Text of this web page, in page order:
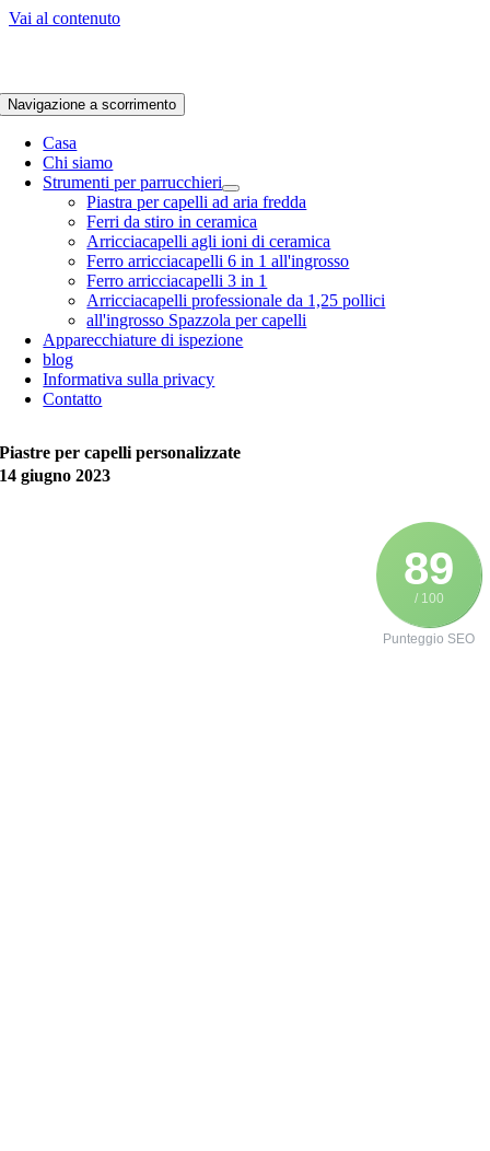
Vai al contenuto
Navigazione a scorrimento
Casa
Chi siamo
Strumenti per parrucchieri
Piastra per capelli ad aria fredda
Ferri da stiro in ceramica
Arricciacapelli agli ioni di ceramica
Ferro arricciacapelli 6 in 1 all'ingrosso
Ferro arricciacapelli 3 in 1
Arricciacapelli professionale da 1,25 pollici
all'ingrosso Spazzola per capelli
Apparecchiature di ispezione
blog
Informativa sulla privacy
Contatto
Piastre per capelli personalizzate
14 giugno 2023
89
/ 100
Punteggio SEO